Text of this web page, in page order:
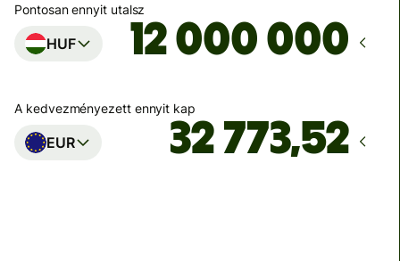
Pontosan ennyit utalsz
HUF
A kedvezményezett ennyit kap
EUR